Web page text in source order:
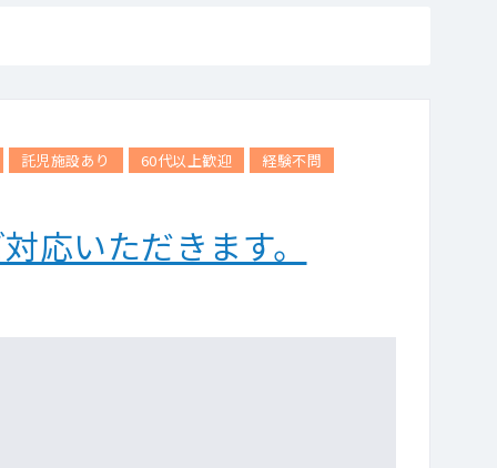
託児施設あり 60代以上歓迎
経験不問
応いただきます。